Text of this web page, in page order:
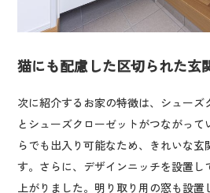
猫にも配慮した区切られた玄
次に紹介するお家の特徴は、シューズ
とシューズクローゼットがつながっ
らでも出入り可能なため、きれいな玄
す。さらに、デザインニッチを設置し
上がりました。明り取り用の窓も設置